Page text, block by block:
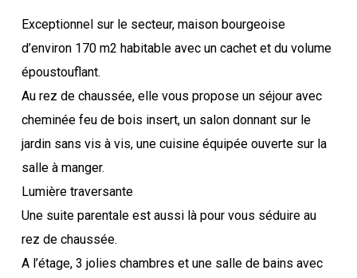
Exceptionnel sur le secteur, maison bourgeoise
d’environ 170 m2 habitable avec un cachet et du volume
époustouflant.
Au rez de chaussée, elle vous propose un séjour avec
cheminée feu de bois insert, un salon donnant sur le
jardin sans vis à vis, une cuisine équipée ouverte sur la
salle à manger.
Lumière traversante
Une suite parentale est aussi là pour vous séduire au
rez de chaussée.
A l’étage, 3 jolies chambres et une salle de bains avec